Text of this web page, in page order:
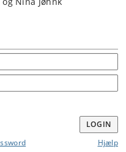
LOGIN
Hjælp